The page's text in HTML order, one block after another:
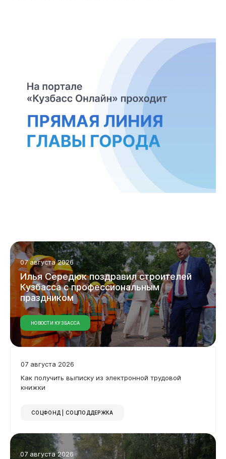
07 августа 2026
Илья Середюк поздравил строителей
Кузбасса с профессиональным
праздником
НОВОСТИ КУЗБАССА
07 августа 2026
Как получить выписку из электронной трудовой
книжки
СОЦФОНД | СОЦПОДДЕРЖКА
07 августа 2026